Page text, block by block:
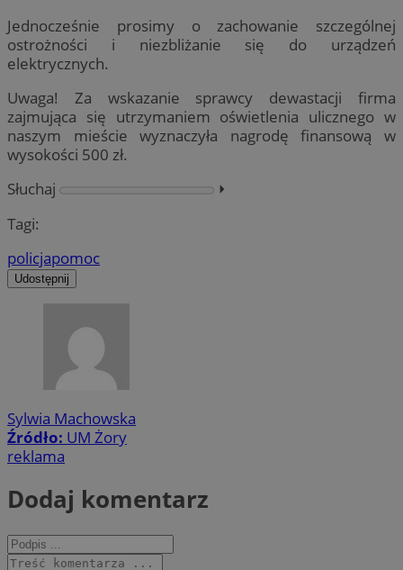
Jednocześnie prosimy o zachowanie szczególnej
ostrożności i niezbliżanie się do urządzeń
elektrycznych.
Uwaga! Za wskazanie sprawcy dewastacji firma
zajmująca się utrzymaniem oświetlenia ulicznego w
naszym mieście wyznaczyła nagrodę finansową w
wysokości 500 zł.
Słuchaj
⏵︎
Tagi:
policjapomoc
Udostępnij
Sylwia Machowska
Źródło: UM Żory
reklama
Dodaj komentarz